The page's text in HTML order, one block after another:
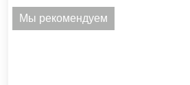
Мы рекомендуем